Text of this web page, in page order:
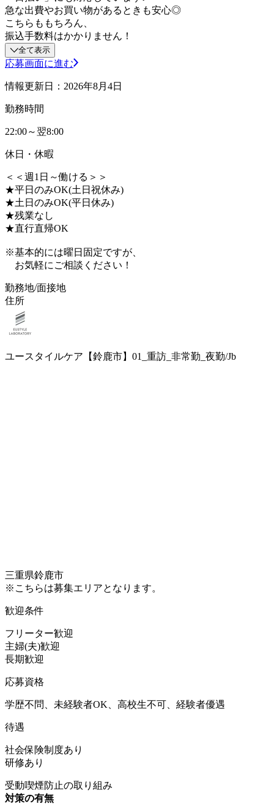
急な出費やお買い物があるときも安心◎
こちらももちろん、
振込手数料はかかりません！
全て表示
応募画面に進む
情報更新日：2026年8月4日
勤務時間
22:00～翌8:00
休日・休暇
＜＜週1日～働ける＞＞
★平日のみOK(土日祝休み)
★土日のみOK(平日休み)
★残業なし
★直行直帰OK
※基本的には曜日固定ですが、
お気軽にご相談ください！
勤務地/面接地
住所
ユースタイルケア【鈴鹿市】01_重訪_非常勤_夜勤/Jb
三重県鈴鹿市
※こちらは募集エリアとなります。
歓迎条件
フリーター歓迎
主婦(夫)歓迎
長期歓迎
応募資格
学歴不問、未経験者OK、高校生不可、経験者優遇
待遇
社会保険制度あり
研修あり
受動喫煙防止の取り組み
対策の有無